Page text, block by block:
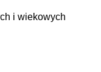
i wiekowych